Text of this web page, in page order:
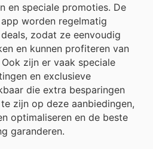
en speciale promoties. De
worden regelmatig
zodat ze eenvoudig
en kunnen profiteren van
zijn er vaak speciale
en exclusieve
die extra besparingen
zijn op deze aanbiedingen,
optimaliseren en de beste
garanderen.